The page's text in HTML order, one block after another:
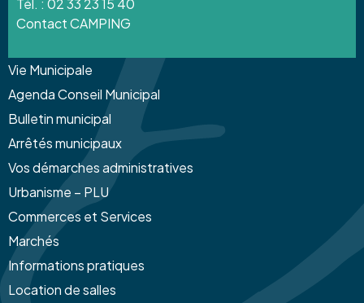
Tél. : 02 33 23 15 40
Contact CAMPING
Vie Municipale
Agenda Conseil Municipal
Bulletin municipal
Arrêtés municipaux
Vos démarches administratives
Urbanisme – PLU
Commerces et Services
Marchés
Informations pratiques
Location de salles